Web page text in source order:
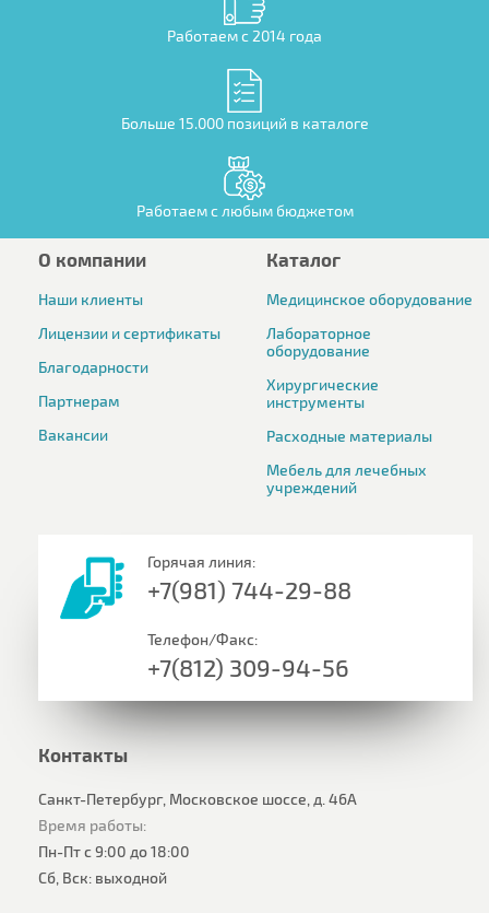
Работаем с 2014 года
Больше 15.000 позиций в каталоге
Работаем с любым бюджетом
О компании
Наши клиенты
Лицензии и сертификаты
Благодарности
Партнерам
Вакансии
Каталог
Медицинское оборудование
Лабораторное
оборудование
Хирургические
инструменты
Расходные материалы
Мебель для лечебных
учреждений
Горячая линия:
+7(981) 744-29-88
Телефон/Факс:
+7(812) 309-94-56
Контакты
Санкт-Петербург, Московское шоссе, д. 46А
Время работы:
Пн-Пт с 9:00 до 18:00
Сб, Вск: выходной